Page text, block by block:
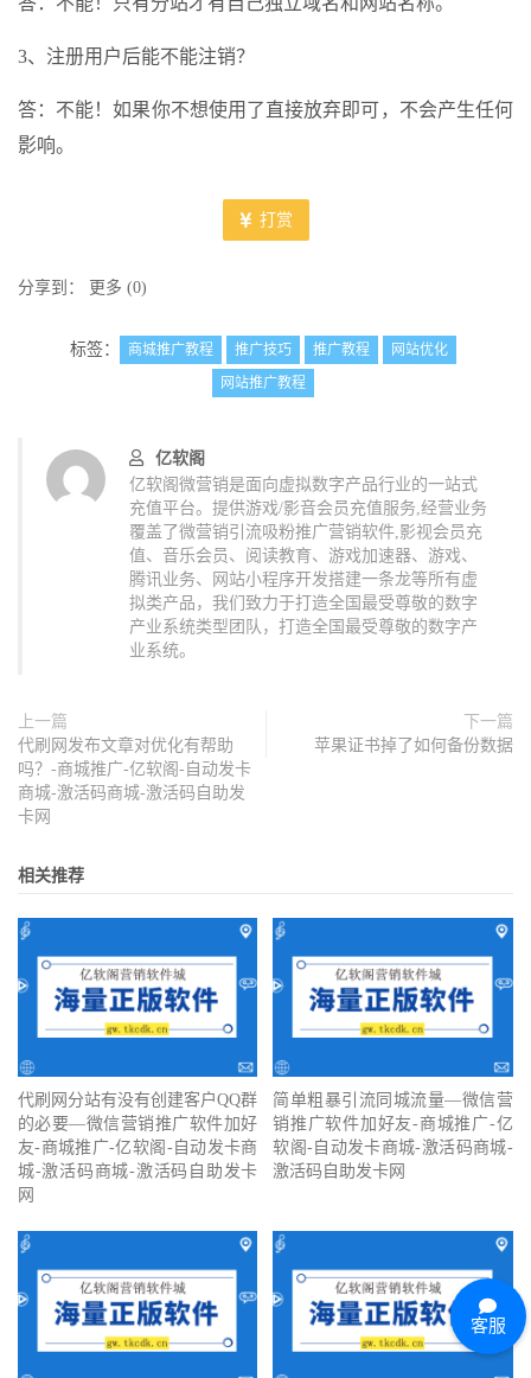
3、注册用户后能不能注销？
答：不能！如果你不想使用了直接放弃即可，不会产生任何
影响。
打赏
分享到： 更多 (0)
标签： 商城推广教程 推广技巧 推广教程
网站优化
网站推广教程
亿软阁
亿软阁微营销是面向虚拟数字产品行业的一站式
充值平台。提供游戏/影音会员充值服务,经营业务
覆盖了微营销引流吸粉推广营销软件,影视会员充
值、音乐会员、阅读教育、游戏加速器、游戏、
腾讯业务、网站小程序开发搭建一条龙等所有虚
拟类产品，我们致力于打造全国最受尊敬的数字
产业系统类型团队，打造全国最受尊敬的数字产
业系统。
上一篇
代刷网发布文章对优化有帮助
吗？-商城推广-亿软阁-自动发卡
商城-激活码商城-激活码自助发
卡网
下一篇
苹果证书掉了如何备份数据
相关推荐
代刷网分站有没有创建客户QQ群
的必要—微信营销推广软件加好
友-商城推广-亿软阁-自动发卡商
城-激活码商城-激活码自助发卡
网
简单粗暴引流同城流量—微信营
销推广软件加好友-商城推广-亿
软阁-自动发卡商城-激活码商城-
激活码自助发卡网
客服